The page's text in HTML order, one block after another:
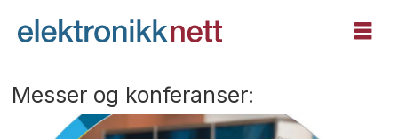
Messer og konferanser: